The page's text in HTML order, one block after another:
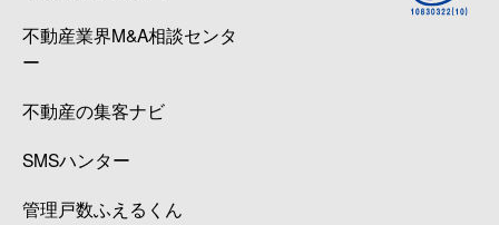
不動産業界M&A相談センタ
ー
不動産の集客ナビ
SMSハンター
管理戸数ふえるくん